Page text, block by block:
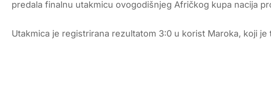
predala finalnu utakmicu ovogodišnjeg Afričkog kupa nacija
Utakmica je registrirana rezultatom 3:0 u korist Maroka, koji